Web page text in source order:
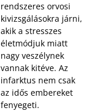
rendszeres orvosi
kivizsgálásokra járni,
akik a stresszes
életmódjuk miatt
nagy veszélynek
vannak kitéve. Az
infarktus nem csak
az idős embereket
fenyegeti.